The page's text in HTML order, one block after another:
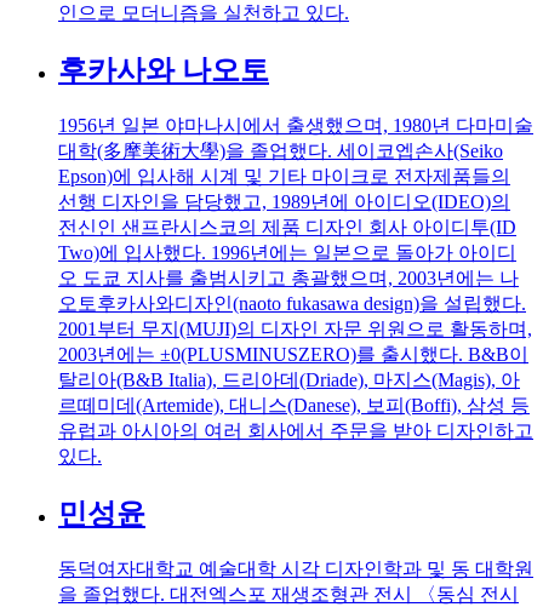
인으로 모더니즘을 실천하고 있다.
후카사와 나오토
1956년 일본 야마나시에서 출생했으며, 1980년 다마미술
대학(多摩美術大學)을 졸업했다. 세이코엡손사(Seiko
Epson)에 입사해 시계 및 기타 마이크로 전자제품들의
선행 디자인을 담당했고, 1989년에 아이디오(IDEO)의
전신인 샌프란시스코의 제품 디자인 회사 아이디투(ID
Two)에 입사했다. 1996년에는 일본으로 돌아가 아이디
오 도쿄 지사를 출범시키고 총괄했으며, 2003년에는 나
오토후카사와디자인(naoto fukasawa design)을 설립했다.
2001부터 무지(MUJI)의 디자인 자문 위원으로 활동하며,
2003년에는 ±0(PLUSMINUSZERO)를 출시했다. B&B이
탈리아(B&B Italia), 드리아데(Driade), 마지스(Magis), 아
르떼미데(Artemide), 대니스(Danese), 보피(Boffi), 삼성 등
유럽과 아시아의 여러 회사에서 주문을 받아 디자인하고
있다.
민성윤
동덕여자대학교 예술대학 시각 디자인학과 및 동 대학원
을 졸업했다. 대전엑스포 재생조형관 전시 〈동심 전시